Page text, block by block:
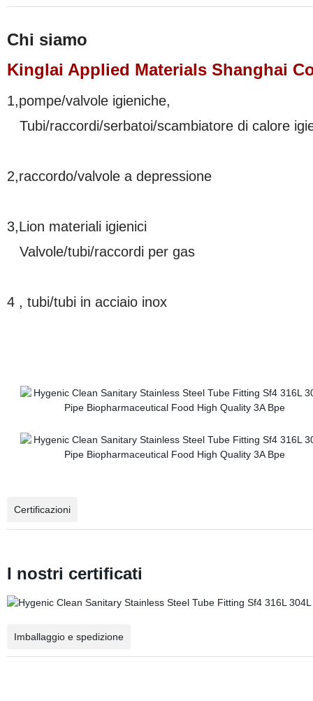
Chi siamo
Kinglai Applied Materials Shanghai
1,pompe/valvole igieniche,
Tubi/raccordi/serbatoi/scambiatore di calore
2,raccordo/valvole a depressione
3,Lion materiali igienici
Valvole/tubi/raccordi per gas
4 , tubi/tubi in acciaio inox
Certificazioni
I nostri certificati
Imballaggio e spedizione